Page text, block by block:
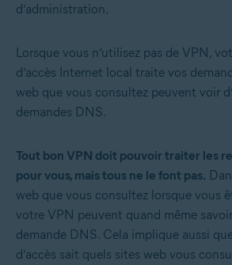
d’administration.
Lorsque vous n’utilisez pas de VPN,
d’accès Internet local traite vos
web que vous consultez peuvent voir
demandes DNS.
Tout bon VPN doit pouvoir traiter les
pour vous, mais tous ne le font pas.
web que vous consultez lorsque vous
votre VPN peuvent quand même
demande DNS. Cela implique aussi
d’accès sait quels sites web vous